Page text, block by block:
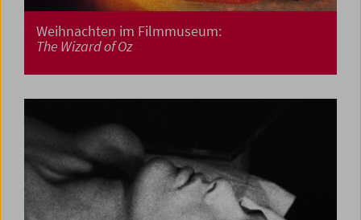
Weihnachten im Filmmuseum:
The Wizard of Oz